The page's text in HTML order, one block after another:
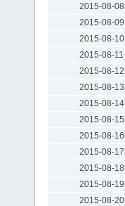
2015-08-08
2015-08-09
2015-08-10
2015-08-11
2015-08-12
2015-08-13
2015-08-14
2015-08-15
2015-08-16
2015-08-17
2015-08-18
2015-08-19
2015-08-20